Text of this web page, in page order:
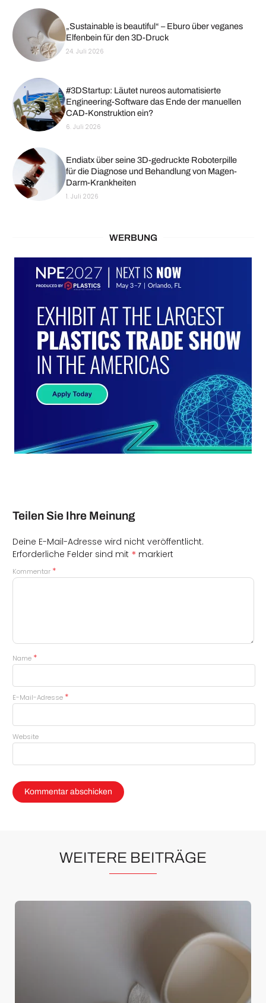
„Sustainable is beautiful“ – Eburo über veganes
Elfenbein für den 3D-Druck
24. Juli 2026
#3DStartup: Läutet nureos automatisierte
Engineering-Software das Ende der manuellen
CAD-Konstruktion ein?
6. Juli 2026
Endiatx über seine 3D-gedruckte Roboterpille
für die Diagnose und Behandlung von Magen-
Darm-Krankheiten
1. Juli 2026
WERBUNG
Teilen Sie Ihre Meinung
Deine E-Mail-Adresse wird nicht veröffentlicht.
Erforderliche Felder sind mit * markiert
Kommentar *
Name *
E-Mail-Adresse *
Website
WEITERE BEITRÄGE